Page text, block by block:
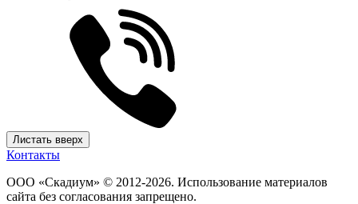
Листать вверх
Контакты
ООО «Скадиум» © 2012-2026. Использование материалов
сайта без согласования запрещено.